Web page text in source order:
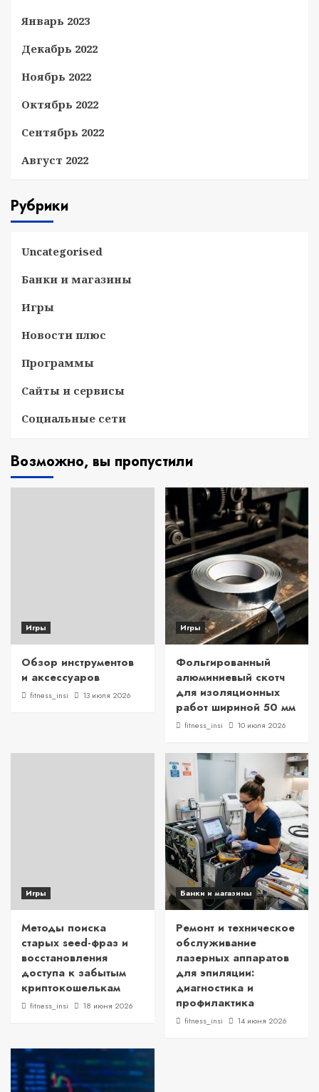
Январь 2023
Декабрь 2022
Ноябрь 2022
Октябрь 2022
Сентябрь 2022
Август 2022
Рубрики
Uncategorised
Банки и магазины
Игры
Новости плюс
Программы
Сайты и сервисы
Социальные сети
Возможно, вы пропустили
Игры
Обзор инструментов
и аксессуаров
fitness_insi 13 июля 2026
Игры
Фольгированный
алюминиевый скотч
для изоляционных
работ шириной 50 мм
fitness_insi 10 июля 2026
Игры
Методы поиска
старых seed-фраз и
восстановления
доступа к забытым
криптокошелькам
fitness_insi 18 июня 2026
Банки и магазины
Ремонт и техническое
обслуживание
лазерных аппаратов
для эпиляции:
диагностика и
профилактика
fitness_insi 14 июня 2026